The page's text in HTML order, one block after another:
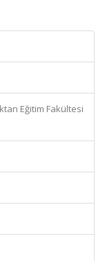
Eğitim Fakültesi